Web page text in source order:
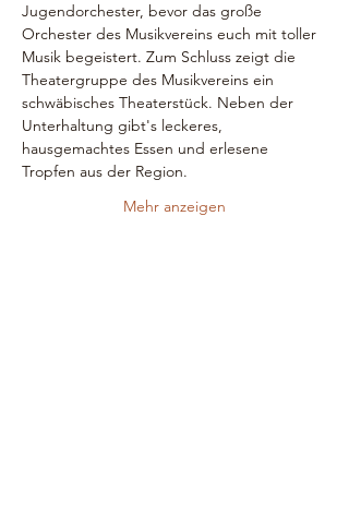
Jugendorchester, bevor das große
Orchester des Musikvereins euch mit toller
Musik begeistert. Zum Schluss zeigt die
Theatergruppe des Musikvereins ein
schwäbisches Theaterstück. Neben der
Unterhaltung gibt's leckeres,
hausgemachtes Essen und erlesene
Tropfen aus der Region.
Mehr anzeigen